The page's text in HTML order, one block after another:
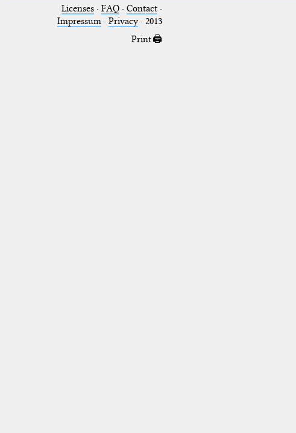
Licenses· FAQ· Contact·
Impressum· Privacy· 2013
Print 🖨